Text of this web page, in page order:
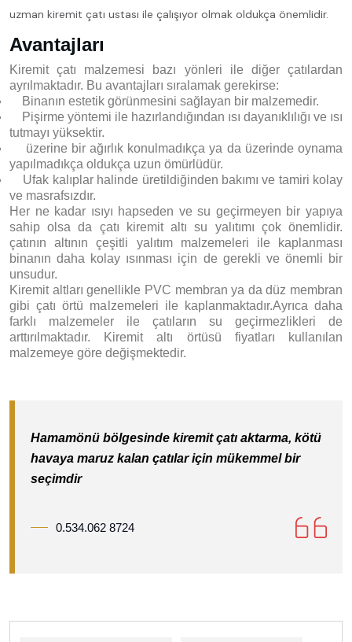
uzman kiremit çatı ustası ile çalışıyor olmak oldukça önemlidir.
Avantajları
Kiremit çatı malzemesi bazı yönleri ile diğer çatılardan
ayrılmaktadır. Bu avantajları sıralamak gerekirse:
Binanın estetik görünmesini sağlayan bir malzemedir.
Pişirme yöntemi ile hazırlandığından ısı dayanıklılığı ve ısı
tutmayı yüksektir.
üzerine bir ağırlık konulmadıkça ya da üzerinde oynama
yapılmadıkça oldukça uzun ömürlüdür.
Ufak kalıplar halinde üretildiğinden bakımı ve tamiri kolay
ve masrafsızdır.
Her ne kadar ısıyı hapseden ve su geçirmeyen bir yapıya
sahip olsa da çatı kiremit altı su yalıtımı çok önemlidir.
çatının altının çeşitli yalıtım malzemeleri ile kaplanması
binanın daha kolay ısınması için de gerekli ve önemli bir
unsudur.
Kiremit altları genellikle PVC membran ya da düz membran
gibi çatı örtü malzemeleri ile kaplanmaktadır.Ayrıca daha
farklı malzemeler ile çatıların su geçirmezlikleri de
arttırılmaktadır. Kiremit altı örtüsü fiyatları kullanılan
malzemeye göre değişmektedir.
Hamamönü bölgesinde kiremit çatı aktarma, kötü
havaya maruz kalan çatılar için mükemmel bir
seçimdir
0.534.062 8724